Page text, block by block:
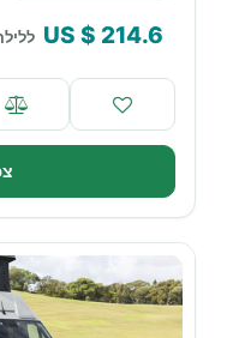
214.6
$ US